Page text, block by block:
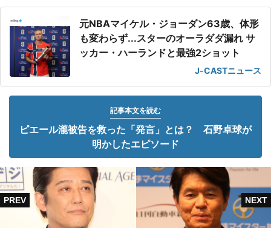
元NBAマイケル・ジョーダン63歳、体形
も変わらず...スターのオーラダダ漏れ サ
ッカー・ハーランドと最強2ショット
J-CASTニュース
記事本文を読む
ピエール瀧被告を救った「発言」とは？ 石野卓球が
明かしたエピソード